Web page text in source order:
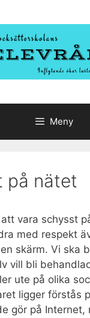
Meny
på nätet
vara schysst
med respekt
skärm. Vi ska
vill bli
ute på olika
ligger förstås
gör på Internet,